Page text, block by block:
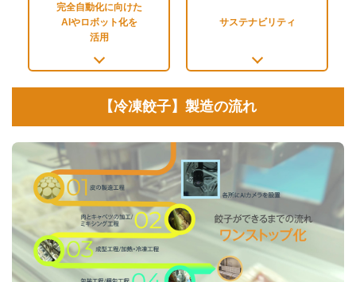
完全自動化に向けた
AIやロボット化を
活用
サステナビリティ
【冷凍餃子】製造の流れ